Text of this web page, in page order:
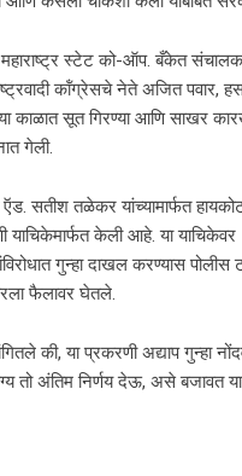
स्टेट को-ऑप. बँकेत संचालक
कॉंग्रेसचे नेते अजित पवार,
सूत गिरण्या आणि साखर
गेली.
सतीश तळेकर यांच्यामार्फत
याचिकेमार्फत केली आहे. या
गुन्हा दाखल करण्यास
फैलावर घेतले.
की, या प्रकरणी अद्याप गुन्हा
तो अंतिम निर्णय देऊ, असे बजावत